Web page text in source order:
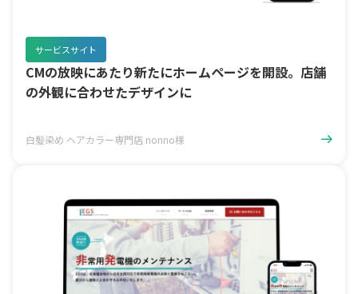
サービスサイト
CMの放映にあたり新たにホームページを開設。店舗
の外観に合わせたデザインに
白髪染め ヘアカラー専門店 nonno様